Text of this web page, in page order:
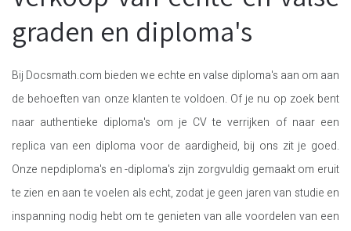
graden en diploma's
Bij Docsmath.com bieden we echte en valse diploma's aan om aan
de behoeften van onze klanten te voldoen. Of je nu op zoek bent
naar authentieke diploma's om je CV te verrijken of naar een
replica van een diploma voor de aardigheid, bij ons zit je goed.
Onze nepdiploma's en -diploma's zijn zorgvuldig gemaakt om eruit
te zien en aan te voelen als echt, zodat je geen jaren van studie en
inspanning nodig hebt om te genieten van alle voordelen van een